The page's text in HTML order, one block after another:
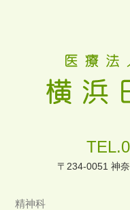
〒234-0051 神
精神科